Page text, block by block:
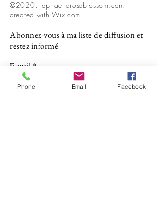
©2020. raphaelleroseblossom.com
created withWix.com
Abonnez-vous à ma liste de diffusion et
restez informé
E-mail
Phone Email Facebook